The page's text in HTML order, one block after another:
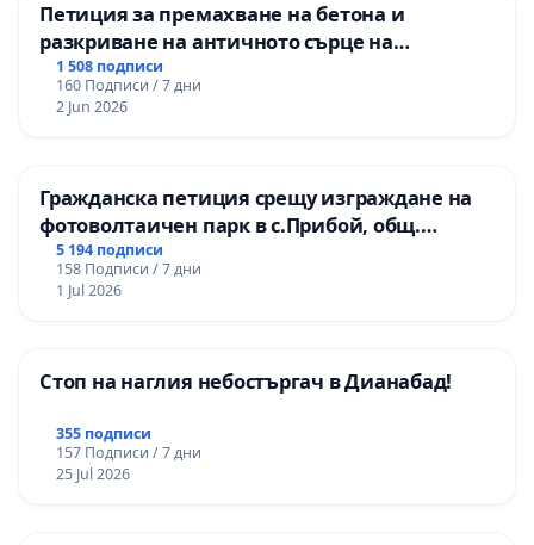
Петиция за премахване на бетона и
разкриване на античното сърце на
Могиланската могила във Враца
1 508 подписи
160 Подписи / 7 дни
2 Jun 2026
Гражданска петиция срещу изграждане на
фотоволтаичен парк в с.Прибой, общ.
Радомир
5 194 подписи
158 Подписи / 7 дни
1 Jul 2026
Стоп на наглия небостъргач в Дианабад!
355 подписи
157 Подписи / 7 дни
25 Jul 2026